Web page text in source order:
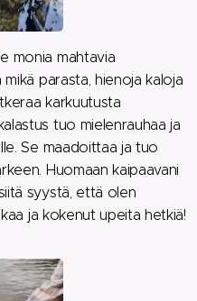
monia mahtavia
parasta, hienoja kaloja
karkuutusta
tuo mielenrauhaa ja
Se maadoittaa ja tuo
Huomaan kaipaavani
syystä, että olen
ja kokenut upeita hetkiä!